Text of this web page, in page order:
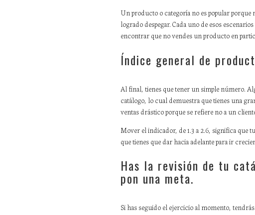
Un producto o categoría no es popular
logrado despegar. Cada uno de esos
encontrar que no vendes un producto en
Índice general de
Al final, tienes que tener un simple número.
catálogo, lo cual demuestra que tienes una
ventas drástico porque se refiere no a un
Mover el indicador, de 1.3 a 2.6, significa que
que tienes que dar hacia adelante para ir
Has la revisión de tu
pon una meta.
Si has seguido el ejercicio al momento,